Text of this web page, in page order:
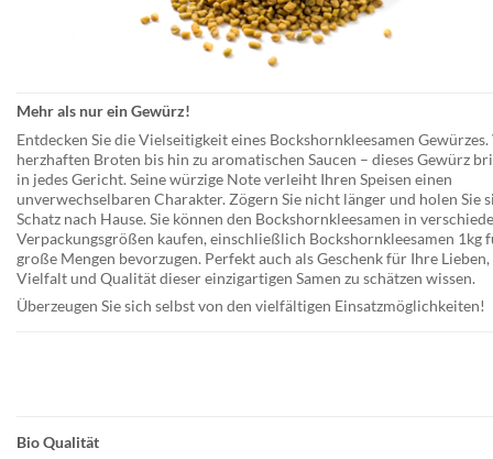
Mehr als nur ein Gewürz!
Entdecken Sie die Vielseitigkeit eines Bockshornkleesamen Gewürzes.
herzhaften Broten bis hin zu aromatischen Saucen – dieses Gewürz
in jedes Gericht. Seine würzige Note verleiht Ihren Speisen einen
unverwechselbaren Charakter. Zögern Sie nicht länger und holen Sie
Schatz nach Hause. Sie können den Bockshornkleesamen in
Verpackungsgrößen kaufen, einschließlich Bockshornkleesamen 1kg
große Mengen bevorzugen. Perfekt auch als Geschenk für Ihre
Vielfalt und Qualität dieser einzigartigen Samen zu schätzen wissen.
Überzeugen Sie sich selbst von den vielfältigen Einsatzmöglichkeiten!
Bio Qualität